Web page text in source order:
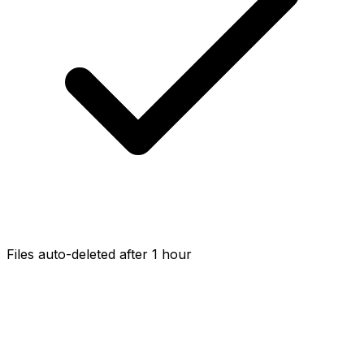
Files auto-deleted after 1 hour